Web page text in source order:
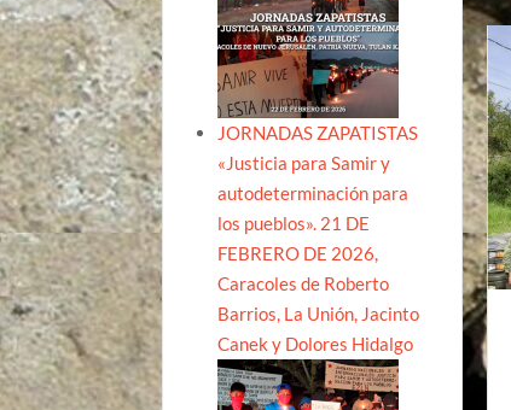
JORNADAS ZAPATISTAS
«Justicia para Samir y
autodeterminación para
los pueblos». 21 DE
FEBRERO DE 2026,
Caracoles de Roberto
Barrios, La Unión, Jacinto
Canek y Dolores Hidalgo